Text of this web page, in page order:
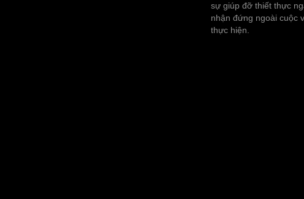
sự giúp đỡ thiết thực
nhận đứng ngoài cuộc
thực hiện.